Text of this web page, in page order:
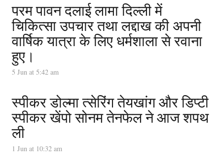
परम पावन दलाई लामा दिल्ली में
चिकित्सा उपचार तथा लद्दाख की अपनी
वार्षिक यात्रा के लिए धर्मशाला से रवाना
हुए।
5 Jun at 5:42 am
स्पीकर डोल्मा त्सेरिंग तेयखांग और डिप्टी
स्पीकर खेंपो सोनम तेनफेल ने आज शपथ
ली
1 Jun at 10:32 am